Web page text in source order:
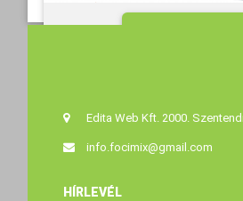
Edita Web Kft. 2000.
info.focimix@gmail.com
HÍRLEVÉL